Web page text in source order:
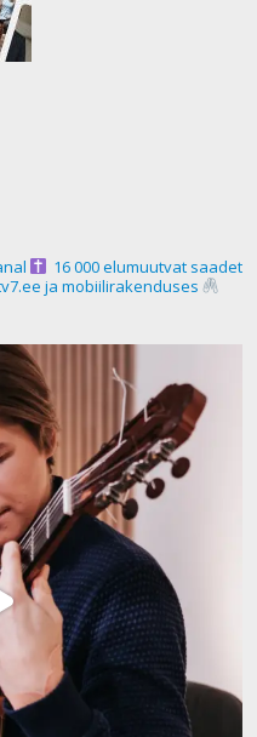
16 000 elumuutvat saadet
ja mobiilirakenduses